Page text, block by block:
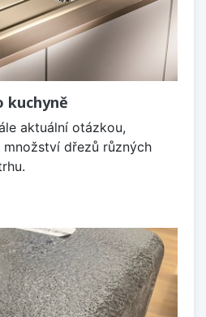
kuchyně
aktuální otázkou,
dřezů různých